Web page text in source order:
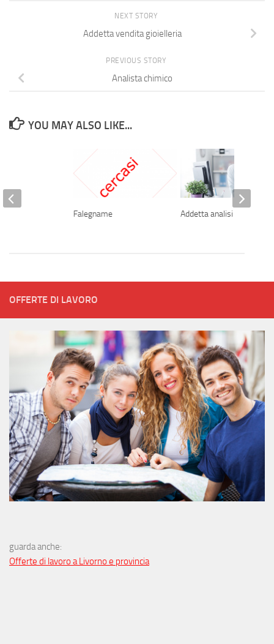
NEXT STORY
Addetta vendita gioielleria
PREVIOUS STORY
Analista chimico
YOU MAY ALSO LIKE...
Falegname Addetta analisi business
OFFERTE DI LAVORO
guarda anche:
Offerte di lavoro a Livorno e provincia